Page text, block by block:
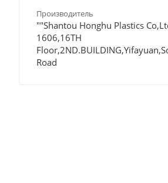
Производитель
""Shantou Honghu Plastics
1606,16TH
Road